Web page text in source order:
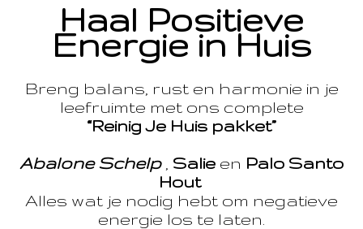
Haal Positieve
Energie in Huis
Breng balans, rust en harmonie in je
leefruimte met ons complete
“Reinig Je Huis pakket”
Abalone Schelp, Salie en Palo Santo
Hout
Alles wat je nodig hebt om negatieve
energie los te laten.